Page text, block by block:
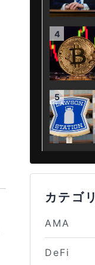
4
5
カテゴリ
AMA
DeFi